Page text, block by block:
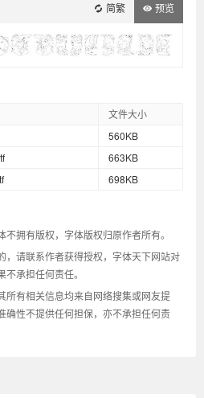
简繁 预览
文件大小
560KB
663KB
698KB
拥有版权，字体版权归原作者所有。
，请联系作者获得授权，字体天下网站对
承担任何责任。
所有相关信息均来自网络搜集或网友提
确性不提供任何担保，亦不承担任何责